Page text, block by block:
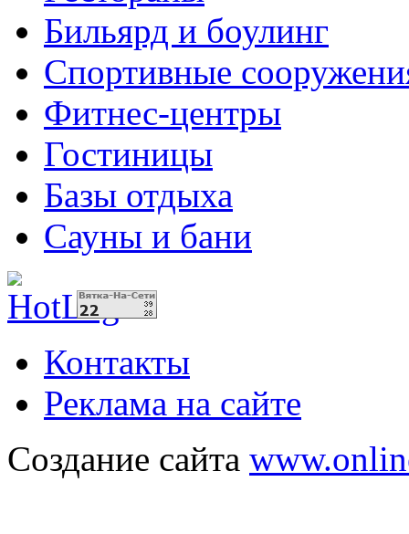
Бильярд и боулинг
Спортивные
Фитнес-центры
Гостиницы
Базы отдыха
Сауны и бани
Контакты
Реклама на сайте
Создание сайта